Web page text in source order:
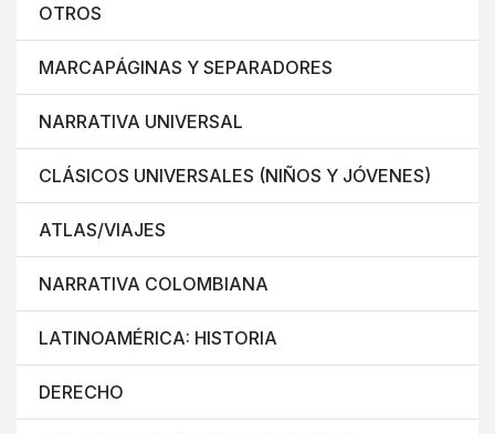
OTROS
MARCAPÁGINAS Y SEPARADORES
NARRATIVA UNIVERSAL
CLÁSICOS UNIVERSALES (NIÑOS Y JÓVENES)
ATLAS/VIAJES
NARRATIVA COLOMBIANA
LATINOAMÉRICA: HISTORIA
DERECHO